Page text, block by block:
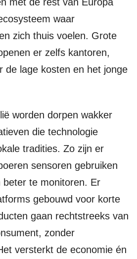
waar
zich thuis voelen. Grote
er zelfs kantoren,
de lage kosten en het jonge
worden dorpen wakker
die technologie
tradities. Zo zijn er
sensoren gebruiken
beter te monitoren. Er
gebouwd voor korte
gaan rechtstreeks van
zonder
versterkt de economie én